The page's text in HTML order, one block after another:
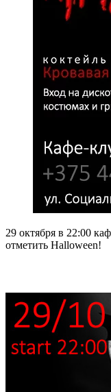
­29 октября в 22:00
отметить Halloween!­